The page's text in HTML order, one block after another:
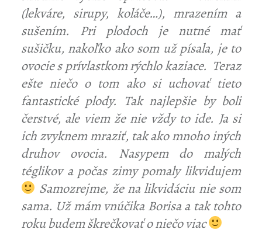
(lekváre, sirupy, koláče…), mrazením a
sušením. Pri plodoch je nutné mať
sušičku, nakoľko ako som už písala, je to
ovocie s prívlastkom rýchlo kaziace. Teraz
ešte niečo o tom ako si uchovať tieto
fantastické plody. Tak najlepšie by boli
čerstvé, ale viem že nie vždy to ide. Ja si
ich zvyknem mraziť, tak ako mnoho iných
druhov ovocia. Nasypem do malých
téglikov a počas zimy pomaly likvidujem
Samozrejme, že na likvidáciu nie som
sama. Už mám vnúčika Borisa a tak tohto
roku budem škrečkovať o niečo viac